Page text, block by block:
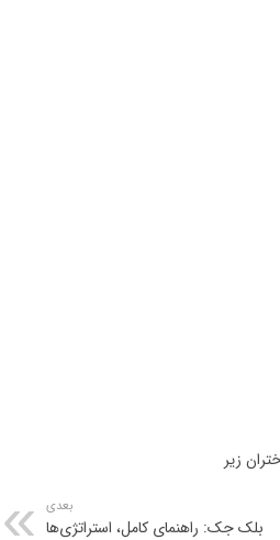
زیر
بعدی
بلک جک: راهنمای کامل، استراتژی‌ها